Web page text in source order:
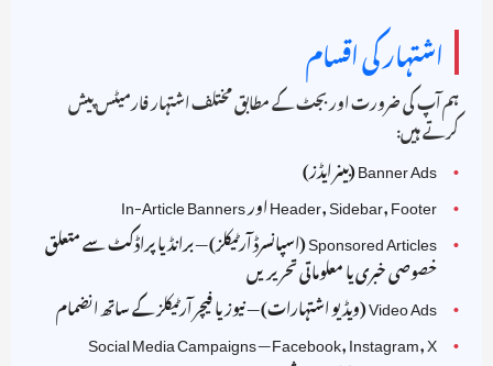
اشتہار کی اقسام
ہم آپ کی ضرورت اور بجٹ کے مطابق مختلف اشتہار فارمیٹس پیش
کرتے ہیں:
Banner Ads (بینر ایڈز)
Header, Sidebar, Footer اور In-Article Banners
Sponsored Articles (اسپانسرڈ آرٹیکلز) — برانڈ یا پراڈکٹ سے متعلق
خصوصی خبری یا معلوماتی تحریریں
Video Ads (ویڈیو اشتہارات) — نیوز یا فیچر آرٹیکلز کے ساتھ انضمام
Social Media Campaigns — Facebook, Instagram, X